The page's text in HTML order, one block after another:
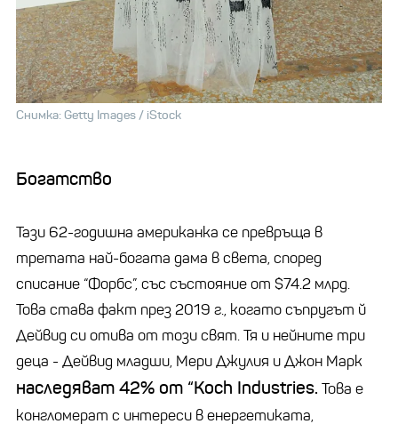
Снимка: Getty Images / iStock
Богатство
Тази 62-годишна американка се превръща в
третата най-богата дама в света, според
списание “Форбс”, със състояние от $74.2 млрд.
Това става факт през 2019 г., когато съпругът й
Дейвид си отива от този свят. Тя и нейните три
деца - Дейвид младши, Мери Джулия и Джон Марк
наследяват 42% от “Koch Industries. Това е
конгломерат с интереси в енергетиката,